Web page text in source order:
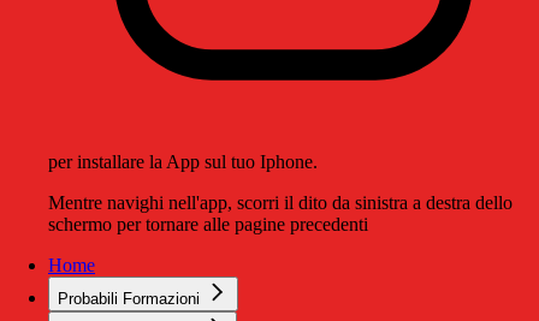
per installare la App sul tuo Iphone.
Mentre navighi nell'app, scorri il dito da sinistra a destra dello
schermo per tornare alle pagine precedenti
Home
Probabili Formazioni